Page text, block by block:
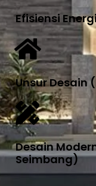
Efisiensi
Unsur Desain
Desain
Seimbang)